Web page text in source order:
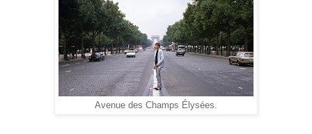
Avenue des Champs Élysées.